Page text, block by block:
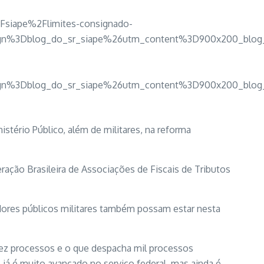
consignado-
Público, além de militares, na reforma
Brasileira de Associações de Fiscais de Tributos
públicos militares também possam estar nesta
processos e o que despacha mil processos